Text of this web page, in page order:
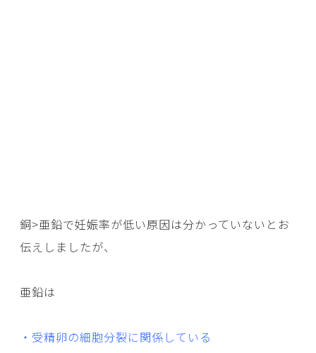
銅>亜鉛で妊娠率が低い原因は分かっていないとお
伝えしましたが、
亜鉛は
・受精卵の細胞分裂に関係している